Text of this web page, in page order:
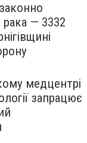
— 3332
медцентрі
запрацює